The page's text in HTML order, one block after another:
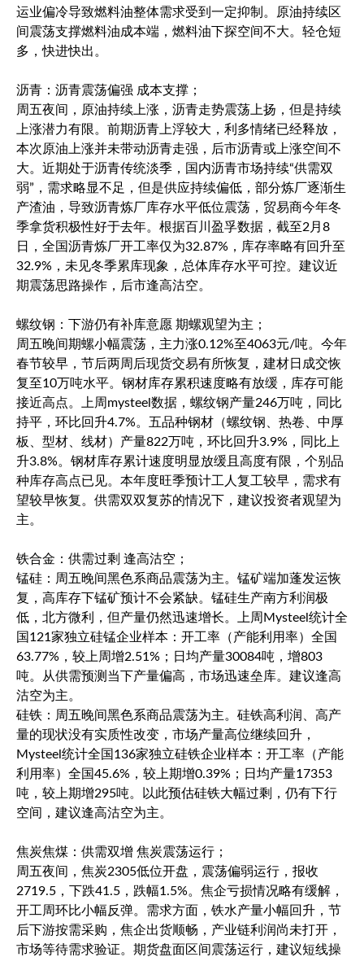
运业偏冷导致燃料油整体需求受到一定抑制。原油持续区
间震荡支撑燃料油成本端，燃料油下探空间不大。轻仓短
多，快进快出。
沥青：沥青震荡偏强 成本支撑；
周五夜间，原油持续上涨，沥青走势震荡上扬，但是持续
上涨潜力有限。前期沥青上浮较大，利多情绪已经释放，
本次原油上涨并未带动沥青走强，后市沥青或上涨空间不
大。近期处于沥青传统淡季，国内沥青市场持续“供需双
弱”，需求略显不足，但是供应持续偏低，部分炼厂逐渐生
产渣油，导致沥青炼厂库存水平低位震荡，贸易商今年冬
季拿货积极性好于去年。根据百川盈孚数据，截至2月8
日，全国沥青炼厂开工率仅为32.87%，库存率略有回升至
32.9%，未见冬季累库现象，总体库存水平可控。建议近
期震荡思路操作，后市逢高沽空。
螺纹钢：下游仍有补库意愿 期螺观望为主；
周五晚间期螺小幅震荡，主力涨0.12%至4063元/吨。今年
春节较早，节后两周后现货交易有所恢复，建材日成交恢
复至10万吨水平。钢材库存累积速度略有放缓，库存可能
接近高点。上周mysteel数据，螺纹钢产量246万吨，同比
持平，环比回升4.7%。五品种钢材（螺纹钢、热卷、中厚
板、型材、线材）产量822万吨，环比回升3.9%，同比上
升3.8%。钢材库存累计速度明显放缓且高度有限，个别品
种库存高点已见。本年度旺季预计工人复工较早，需求有
望较早恢复。供需双双复苏的情况下，建议投资者观望为
主。
铁合金：供需过剩 逢高沽空；
锰硅：周五晚间黑色系商品震荡为主。锰矿端加蓬发运恢
复，高库存下锰矿预计不会紧缺。锰硅生产南方利润极
低，北方微利，但产量仍然迅速增长。上周Mysteel统计全
国121家独立硅锰企业样本：开工率（产能利用率）全国
63.77%，较上周增2.51%；日均产量30084吨，增803
吨。从供需预测当下产量偏高，市场迅速垒库。建议逢高
沽空为主。
硅铁：周五晚间黑色系商品震荡为主。硅铁高利润、高产
量的现状没有实质性改变，市场产量高位继续回升，
Mysteel统计全国136家独立硅铁企业样本：开工率（产能
利用率）全国45.6%，较上期增0.39%；日均产量17353
吨，较上期增295吨。以此预估硅铁大幅过剩，仍有下行
空间，建议逢高沽空为主。
焦炭焦煤：供需双增 焦炭震荡运行；
周五夜间，焦炭2305低位开盘，震荡偏弱运行，报收
2719.5，下跌41.5，跌幅1.5%。焦企亏损情况略有缓解，
开工周环比小幅反弹。需求方面，铁水产量小幅回升，节
后下游按需采购，焦企出货顺畅，产业链利润尚未打开，
市场等待需求验证。期货盘面区间震荡运行，建议短线操